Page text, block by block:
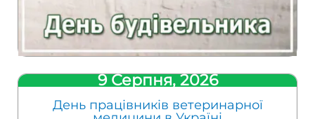
9 Серпня, 2026
День працівників ветеринарної